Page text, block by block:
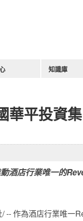
華平投資
酒店行業唯一的
-- 作為酒店行業唯一
知識庫